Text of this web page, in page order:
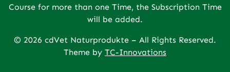
Course for more than one Time, the Subscription Time
will be added.
© 2026 cdVet Naturprodukte – All Rights Reserved.
Theme by TC-Innovations